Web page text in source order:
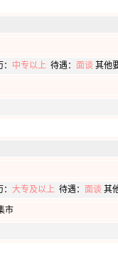
中专以上 待遇： 面谈 其他
大专及以上 待遇： 面谈 其
市